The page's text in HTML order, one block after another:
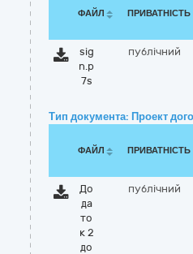
ФАЙЛ ПРИВАТНІСТЬ
sig
n.p
7s
публічний
Тип документа: Проект
ФАЙЛ ПРИВАТНІСТЬ
До
да
то
к 2
до
публічний